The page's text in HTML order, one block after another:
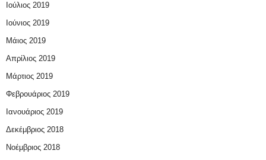
Ιούλιος 2019
Ιούνιος 2019
Μάιος 2019
Απρίλιος 2019
Μάρτιος 2019
Φεβρουάριος 2019
Ιανουάριος 2019
Δεκέμβριος 2018
Νοέμβριος 2018